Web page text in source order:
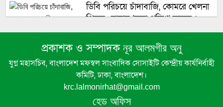
ডিবি পরিচয়ে চাঁদাবাজি, কোমরে খেলনা
পিস্তল—বাঘায় ‘ভুয়া পুলিশ’ চক্রের ২
সদস্য আটক
কালীগঞ্জে জুলাই গণঅভ্যুত্থান দিবস
উপলক্ষে উপজেলা প্রশাসনের আলোচনা
সভা অনুষ্ঠিত
প্রকাশক ও সম্পাদকনূর আলমগীর অনু
যুগ্ন মহাসচিব, বাংলাদেশ মফস্বল সাংবাদিক সোসাইটি কেন্দ্রীয় কার্যনির্বাহী
কমিটি, ঢাকা, বাংলাদেশ।
krc.lalmonirhat@gmail.com
হেড অফিস